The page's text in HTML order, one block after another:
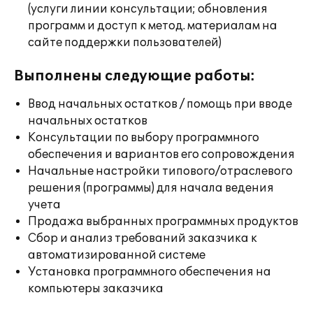
(услуги линии консультации; обновления
программ и доступ к метод. материалам на
сайте поддержки пользователей)
Выполнены следующие работы:
Ввод начальных остатков / помощь при вводе
начальных остатков
Консультации по выбору программного
обеспечения и вариантов его сопровождения
Начальные настройки типового/отраслевого
решения (программы) для начала ведения
учета
Продажа выбранных программных продуктов
Сбор и анализ требований заказчика к
автоматизированной системе
Установка программного обеспечения на
компьютеры заказчика